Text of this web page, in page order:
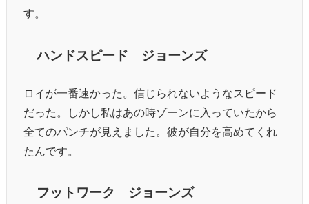
す。
ハンドスピード ジョーンズ
ロイが一番速かった。信じられないようなスピード
だった。しかし私はあの時ゾーンに入っていたから
全てのパンチが見えました。彼が自分を高めてくれ
たんです。
フットワーク ジョーンズ